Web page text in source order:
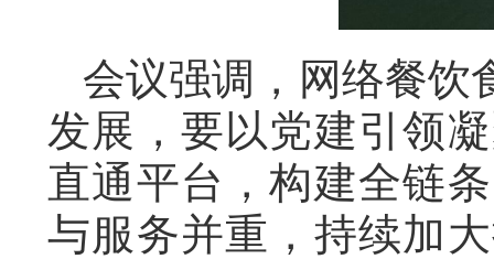
会议强调，网络餐饮
发展，要以党建引领
直通平台，构建全链
与服务并重，持续加